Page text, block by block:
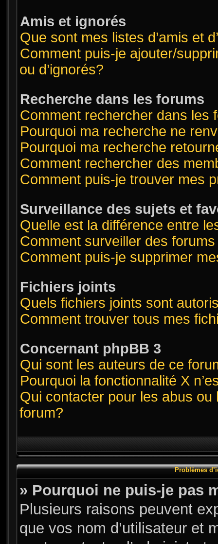
Amis et ignorés
Que sont mes listes d’amis et
Comment puis-je ajouter/
ou d’ignorés?
Recherche dans les forums
Comment rechercher dans les
Pourquoi ma recherche ne
Pourquoi ma recherche
Comment rechercher des
Comment puis-je trouver mes
Surveillance des sujets et
Quelle est la différence entre
Comment surveiller des
Comment puis-je supprimer
Fichiers joints
Quels fichiers joints sont
Comment trouver tous mes
Concernant phpBB 3
Qui sont les auteurs de ce
Pourquoi la fonctionnalité X
Qui contacter pour les abus
forum?
Problèmes
» Pourquoi ne puis-je pas
Plusieurs raisons peuvent
que vos nom d’utilisateur et